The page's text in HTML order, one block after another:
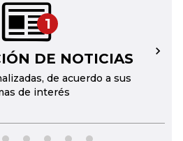
1
DE NOTICIAS
de acuerdo a sus
de interés
→